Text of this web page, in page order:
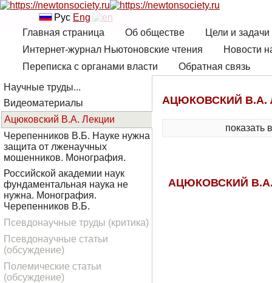
Рус Eng
Главная страница
Об обществе
Цели и
Интернет-журнал Ньютоновские чтения
Новости
Переписка с органами власти
Обратная связь
АЦЮКОВСКИЙ В.А.
показать
АЦЮКОВСКИЙ
Научные труды...
Видеоматериалы
Ацюковский В.А. Лекции
Черепенников В.Б. Науке нужна
защита от лженаучных
мошенников. Монография.
Российской академии наук
фундаментальная наука не
нужна. Монография.
Черепенников В.Б.
Псевдонаучные труды (критика)
Псевдонаучные статьи
(обсуждение)
Полемические статьи
(обсуждение)